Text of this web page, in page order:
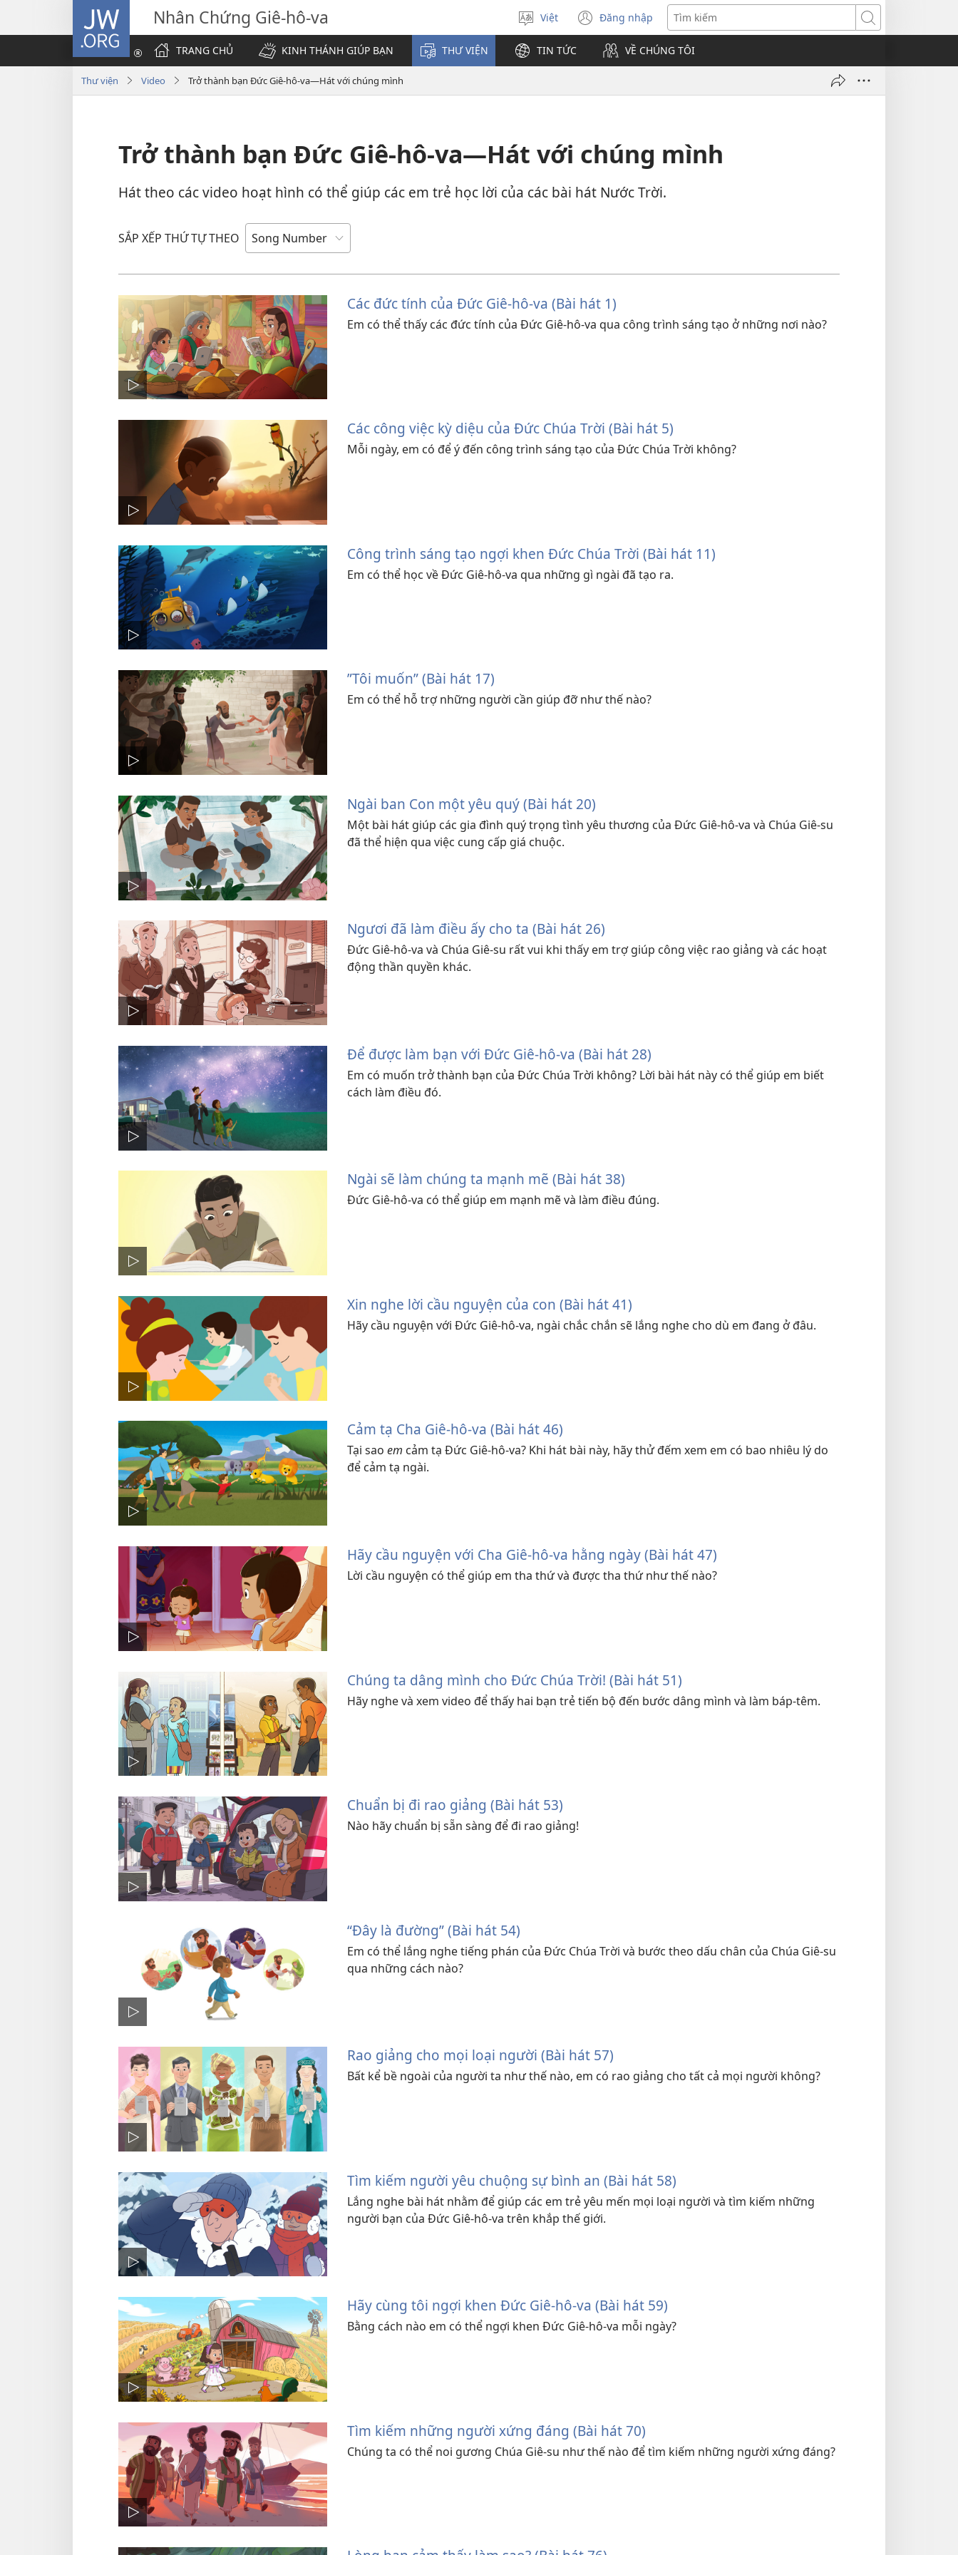
JW.ORG Nhân Chứng Giê-hô-va
Chọn
ngôn
ngữ
Việt Đăng nhập
(mở
cửa
sổ
mới)
Tìm
kiếm
TRANG CHỦ
KINH THÁNH GIÚP BẠN THƯ VIỆN TIN TỨC VỀ CHÚNG TÔI
Thư viện Video Trở thành bạn Đức Giê-hô-va—Hát với chúng mình
Trở thành bạn Đức Giê-hô-va—Hát với chúng mình
Hát theo các video hoạt hình có thể giúp các em trẻ học lời của các bài hát Nước Trời.
SẮP XẾP THỨ TỰ THEO
Các đức tính của Đức Giê-hô-va (Bài hát 1)
Em có thể thấy các đức tính của Đức Giê-hô-va qua công trình sáng tạo ở những nơi nào?
Các công việc kỳ diệu của Đức Chúa Trời (Bài hát 5)
Mỗi ngày, em có để ý đến công trình sáng tạo của Đức Chúa Trời không?
Công trình sáng tạo ngợi khen Đức Chúa Trời (Bài hát 11)
Em có thể học về Đức Giê-hô-va qua những gì ngài đã tạo ra.
”Tôi muốn” (Bài hát 17)
Em có thể hỗ trợ những người cần giúp đỡ như thế nào?
Ngài ban Con một yêu quý (Bài hát 20)
Một bài hát giúp các gia đình quý trọng tình yêu thương của Đức Giê-hô-va và Chúa Giê-su
đã thể hiện qua việc cung cấp giá chuộc.
Ngươi đã làm điều ấy cho ta (Bài hát 26)
Đức Giê-hô-va và Chúa Giê-su rất vui khi thấy em trợ giúp công việc rao giảng và các hoạt
động thần quyền khác.
Để được làm bạn với Đức Giê-hô-va (Bài hát 28)
Em có muốn trở thành bạn của Đức Chúa Trời không? Lời bài hát này có thể giúp em biết
cách làm điều đó.
Ngài sẽ làm chúng ta mạnh mẽ (Bài hát 38)
Đức Giê-hô-va có thể giúp em mạnh mẽ và làm điều đúng.
Xin nghe lời cầu nguyện của con (Bài hát 41)
Hãy cầu nguyện với Đức Giê-hô-va, ngài chắc chắn sẽ lắng nghe cho dù em đang ở đâu.
Cảm tạ Cha Giê-hô-va (Bài hát 46)
Tại saoem cảm tạ Đức Giê-hô-va? Khi hát bài này, hãy thử đếm xem em có bao nhiêu lý do
để cảm tạ ngài.
Hãy cầu nguyện với Cha Giê-hô-va hằng ngày (Bài hát 47)
Lời cầu nguyện có thể giúp em tha thứ và được tha thứ như thế nào?
Chúng ta dâng mình cho Đức Chúa Trời! (Bài hát 51)
Hãy nghe và xem video để thấy hai bạn trẻ tiến bộ đến bước dâng mình và làm báp-têm.
Chuẩn bị đi rao giảng (Bài hát 53)
Nào hãy chuẩn bị sẵn sàng để đi rao giảng!
“Đây là đường” (Bài hát 54)
Em có thể lắng nghe tiếng phán của Đức Chúa Trời và bước theo dấu chân của Chúa Giê-su
qua những cách nào?
Rao giảng cho mọi loại người (Bài hát 57)
Bất kể bề ngoài của người ta như thế nào, em có rao giảng cho tất cả mọi người không?
Tìm kiếm người yêu chuộng sự bình an (Bài hát 58)
Lắng nghe bài hát nhằm để giúp các em trẻ yêu mến mọi loại người và tìm kiếm những
người bạn của Đức Giê-hô-va trên khắp thế giới.
Hãy cùng tôi ngợi khen Đức Giê-hô-va (Bài hát 59)
Bằng cách nào em có thể ngợi khen Đức Giê-hô-va mỗi ngày?
Tìm kiếm những người xứng đáng (Bài hát 70)
Chúng ta có thể noi gương Chúa Giê-su như thế nào để tìm kiếm những người xứng đáng?